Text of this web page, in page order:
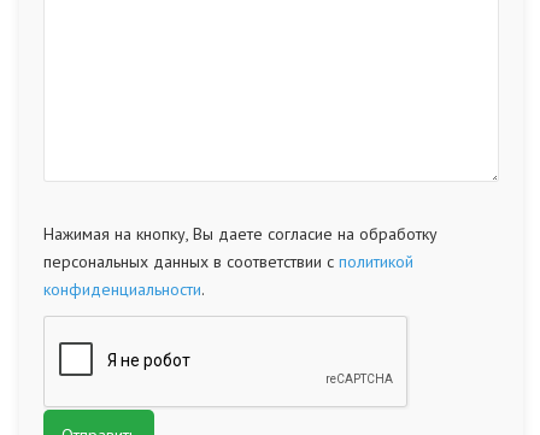
Нажимая на кнопку, Вы даете согласие на обработку
персональных данных в соответствии с политикой
конфиденциальности.